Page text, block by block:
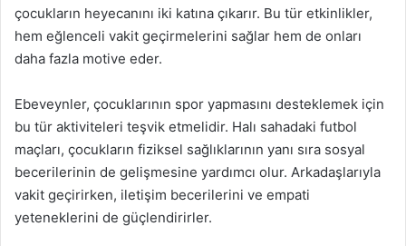
çocukların heyecanını iki katına çıkarır. Bu tür etkinlikler,
hem eğlenceli vakit geçirmelerini sağlar hem de onları
daha fazla motive eder.
Ebeveynler, çocuklarının spor yapmasını desteklemek için
bu tür aktiviteleri teşvik etmelidir. Halı sahadaki futbol
maçları, çocukların fiziksel sağlıklarının yanı sıra sosyal
becerilerinin de gelişmesine yardımcı olur. Arkadaşlarıyla
vakit geçirirken, iletişim becerilerini ve empati
yeteneklerini de güçlendirirler.